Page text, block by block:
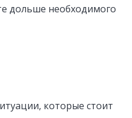
дольше необходимого
которые стоит